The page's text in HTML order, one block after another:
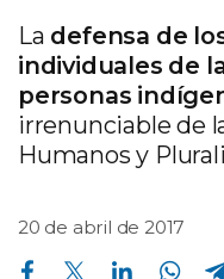
La defensa de
individuales de
personas
irrenunciable de
Humanos y
20 de abril de 2017
Compartir en Facebook Compartir en Twitter Compartir en Linkedin Compartir en Whatsapp